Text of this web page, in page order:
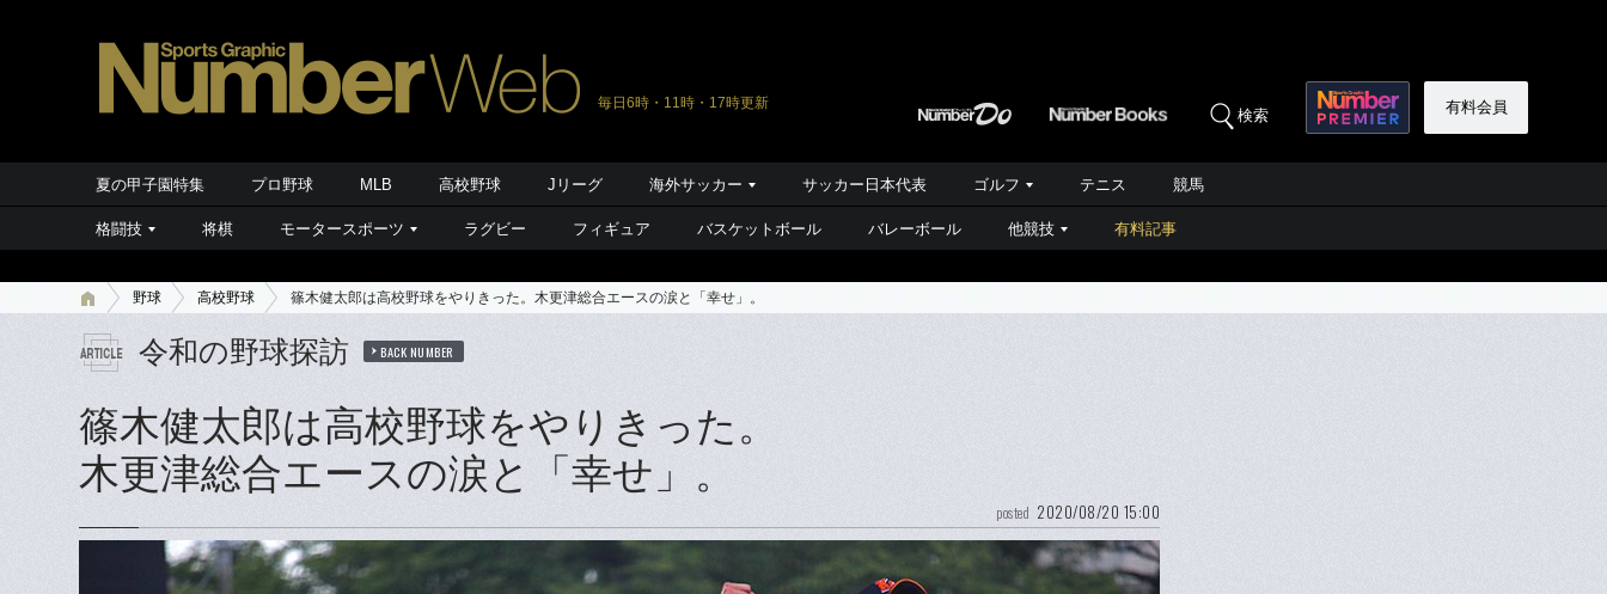
毎日6時・11時・17時更新
検索 有料会員
夏の甲子園特集 プロ野球 MLB 高校野球 Jリーグ 海外サッカー サッカー日本代表 ゴルフ テニス 競馬
格闘技 将棋 モータースポーツ ラグビー フィギュア バスケットボール バレーボール 他競技 有料記事
野球 高校野球 篠木健太郎は高校野球をやりきった。木更津総合エースの涙と「幸せ」。
令和の野球探訪 BACK NUMBER
篠木健太郎は高校野球をやりきった。
木更津総合エースの涙と「幸せ」。
posted 2020/08/20 15:00